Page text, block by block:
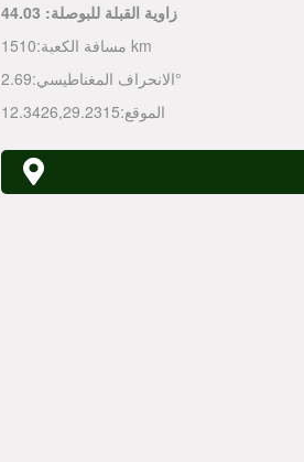
زاوية القبلة للبوصلة: 44.03
مسافة الكعبة: 1510 km
الانحراف المغناطيسي:2.69°
الموقع:
12.3426,29.2315